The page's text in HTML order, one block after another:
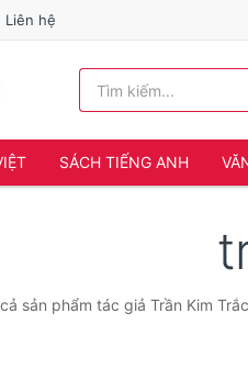
Liên hệ
SÁCH TIẾNG ANH
sản phẩm tác giả Trần Kim